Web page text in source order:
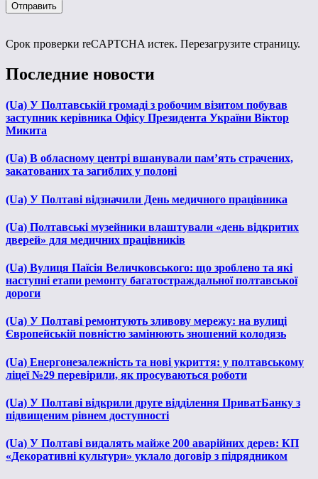
Срок проверки reCAPTCHA истек. Перезагрузите страницу.
Последние новости
(Ua) У Полтавській громаді з робочим візитом побував
заступник керівника Офісу Президента України Віктор
Микита
(Ua) В обласному центрі вшанували пам’ять страчених,
закатованих та загиблих у полоні
(Ua) У Полтаві відзначили День медичного працівника
(Ua) Полтавські музейники влаштували «день відкритих
дверей» для медичних працівників
(Ua) Вулиця Паїсія Величковського: що зроблено та які
наступні етапи ремонту багатостраждальної полтавської
дороги
(Ua) У Полтаві ремонтують зливову мережу: на вулиці
Європейській повністю замінюють зношений колодязь
(Ua) Енергонезалежність та нові укриття: у полтавському
ліцеї №29 перевірили, як просуваються роботи
(Ua) У Полтаві відкрили друге відділення ПриватБанку з
підвищеним рівнем доступності
(Ua) У Полтаві видалять майже 200 аварійних дерев: КП
«Декоративні культури» уклало договір з підрядником